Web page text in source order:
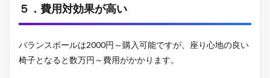
５．費用対効果が高い
バランスボールは2000円～購入可能ですが、座り心地の良い
椅子となると数万円～費用がかかります。